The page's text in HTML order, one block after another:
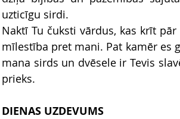
uzticīgu sirdi.
Naktī Tu čuksti vārdus, kas krīt
mīlestība pret mani. Pat kamēr es
mana sirds un dvēsele ir Tevis
prieks.
DIENAS UZDEVUMS